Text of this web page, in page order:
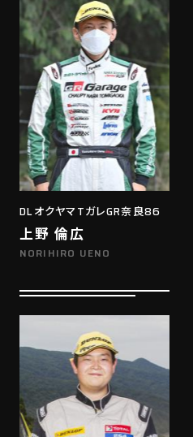
DLオクヤマTガレGR奈良86
上野 倫広
NORIHIRO UENO